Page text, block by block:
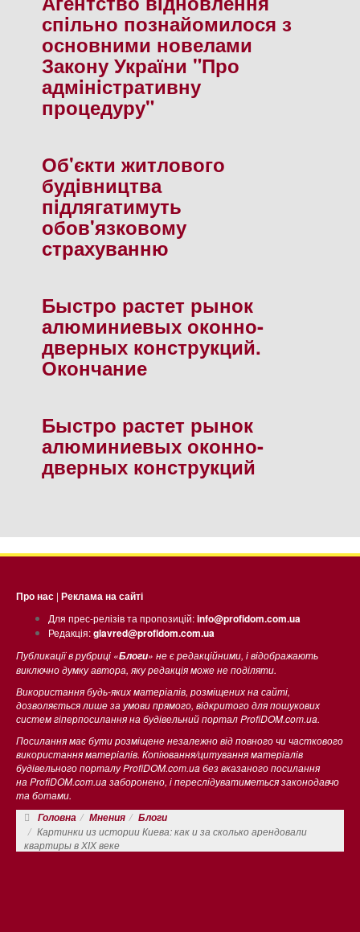
спiльно познайомилося з
основними новелами
Закону України "Про
адмiнiстративну
процедуру"
Об'єкти житлового
будiвництва
пiдлягатимуть
обов'язковому
страхуванню
Быстро растет рынок
алюминиевых оконно-
дверных конструкций.
Окончание
Быстро растет рынок
алюминиевых оконно-
дверных конструкций
Про нас | Реклама на сайті
Для прес-релізів та пропозицій:info@profidom.com.ua
Редакція:glavred@profidom.com.ua
Публикації в рубриці «Блоги» не є редакційними, і відображають
виключно думку автора, яку редакція може не поділяти.
Використання будь-яких матеріалів, розміщених на сайті,
дозволяється лише за умови прямого, відкритого для пошукових
систем гіперпосилання на будівельний портал ProfiDOM.com.ua.
Посилання має бути розміщене незалежно від повного чи часткового
використання матеріалів. Копіювання/цитування матеріалів
будівельного порталу ProfiDOM.com.ua без вказаного посилання
на ProfiDOM.com.ua заборонено, і переслідуватиметься законодавчо
та ботами.
Головна
Мнения
Блоги
Картинки из истории Киева: как и за сколько арендовали
квартиры в ХІХ веке